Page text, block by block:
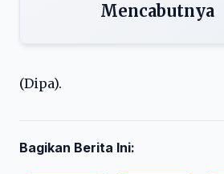
Mencabutnya
(Dipa).
Bagikan Berita Ini: